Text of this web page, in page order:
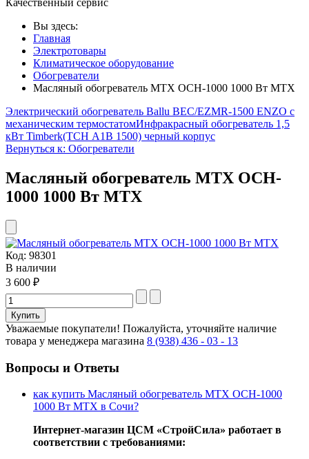
Качественный сервис
Вы здесь:
Главная
Электротовары
Климатическое оборудование
Обогреватели
Масляный обогреватель MTX OCH-1000 1000 Вт MTX
Электрический обогреватель Ballu BEC/EZMR-1500 ENZO с
механическим термостатомИнфракрасный обогреватель 1,5
кВт Timberk(ТСН А1В 1500) черный корпус
Вернуться к: Обогреватели
Масляный обогреватель MTX OCH-
1000 1000 Вт MTX
Код: 98301
В наличии
3 600 ₽
Уважаемые покупатели! Пожалуйста, уточняйте наличие
товара у менеджера магазина 8 (938) 436 - 03 - 13
Вопросы и Ответы
как купить Масляный обогреватель MTX OCH-1000
1000 Вт MTX в Сочи?
Интернет-магазин ЦСМ «СтройСила» работает в
соответствии с требованиями: